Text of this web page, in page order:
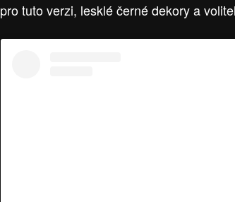
pro tuto verzi, lesklé černé dekory a